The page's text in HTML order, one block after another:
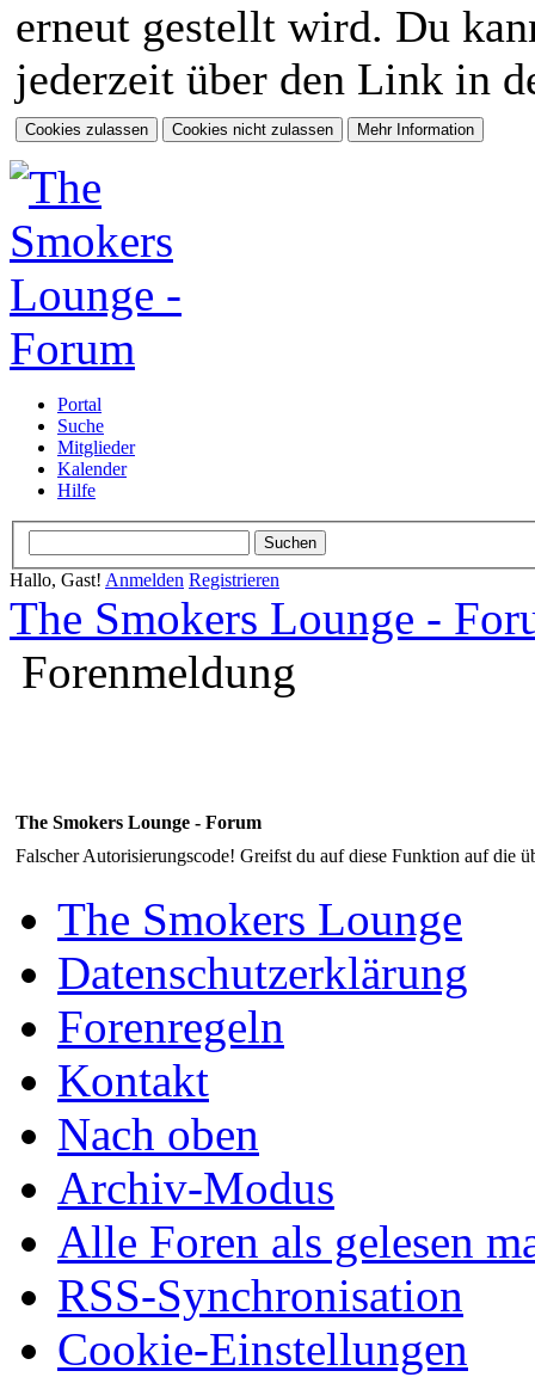
erneut gestellt wird. Du
jederzeit über den Link in
Portal
Suche
Mitglieder
Kalender
Hilfe
Hallo, Gast! Anmelden Registrieren
The Smokers Lounge -
Forenmeldung
The Smokers Lounge - Forum
Falscher Autorisierungscode! Greifst du auf diese Funktion auf die
The Smokers Lounge
Datenschutzerklärung
Forenregeln
Kontakt
Nach oben
Archiv-Modus
Alle Foren als gelesen
RSS-Synchronisation
Cookie-Einstellungen